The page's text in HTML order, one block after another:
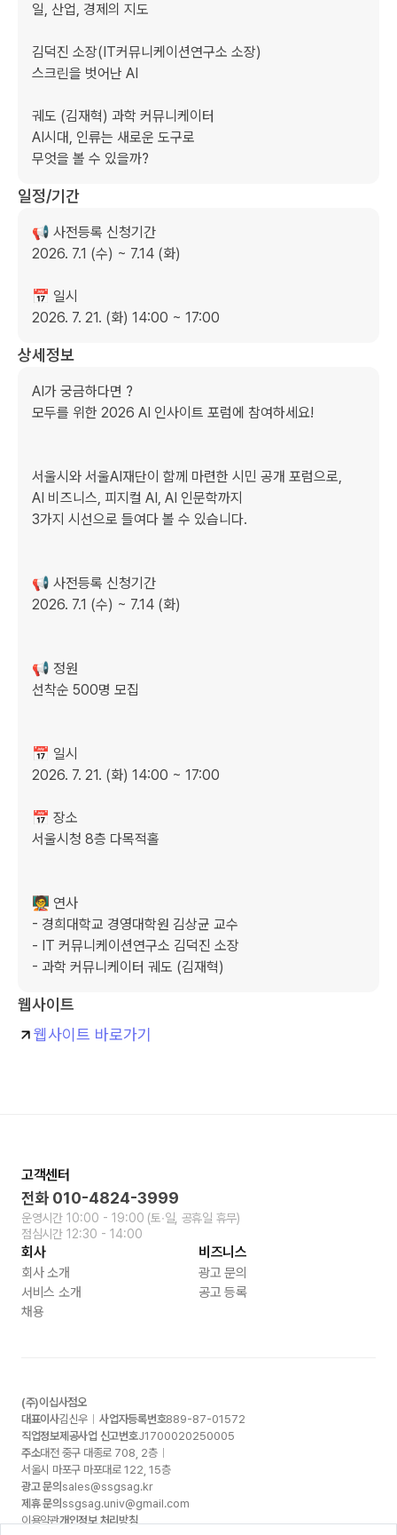
일, 산업, 경제의 지도
김덕진 소장(IT커뮤니케이션연구소 소장)
스크린을 벗어난 AI
궤도 (김재혁) 과학 커뮤니케이터
AI시대, 인류는 새로운 도구로
무엇을 볼 수 있을까?
일정/기간
📢 사전등록 신청기간
2026. 7.1 (수) ~ 7.14 (화)
📅 일시
2026. 7. 21. (화) 14:00 ~ 17:00
상세정보
AI가 궁금하다면 ?
모두를 위한 2026 AI 인사이트 포럼에 참여하세요!
서울시와 서울AI재단이 함께 마련한 시민 공개 포럼으로,
AI 비즈니스, 피지컬 AI, AI 인문학까지
3가지 시선으로 들여다 볼 수 있습니다.
📢 사전등록 신청기간
2026. 7.1 (수) ~ 7.14 (화)
📢 정원
선착순 500명 모집
📅 일시
2026. 7. 21. (화) 14:00 ~ 17:00
📅 장소
서울시청 8층 다목적홀
🧑‍🏫 연사
- 경희대학교 경영대학원 김상균 교수
- IT 커뮤니케이션연구소 김덕진 소장
- 과학 커뮤니케이터 궤도 (김재혁)
웹사이트
웹사이트 바로가기
고객센터
전화 010-4824-3999
운영시간 10:00 - 19:00 (토∙일, 공휴일 휴무)
점심시간 12:30 - 14:00
회사
회사 소개
서비스 소개
채용
비즈니스
광고 문의
공고 등록
(주)이십사점오
대표이사김신우 사업자등록번호889-87-01572
직업정보제공사업 신고번호J1700020250005
주소대전 중구 대종로 708, 2층
서울시 마포구 마포대로 122, 15층
광고 문의 sales@ssgsag.kr
제휴 문의 ssgsag.univ@gmail.com
이용약관개인정보 처리방침